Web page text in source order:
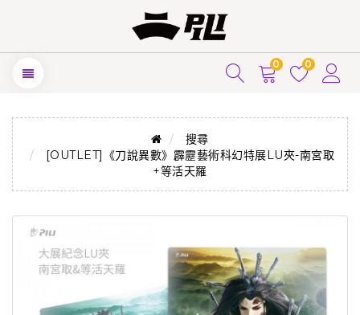
0 0
搜尋
[OUTLET]《刀說異數》霹靂藝術科幻特展LU夾-南宮取
+等活天羅